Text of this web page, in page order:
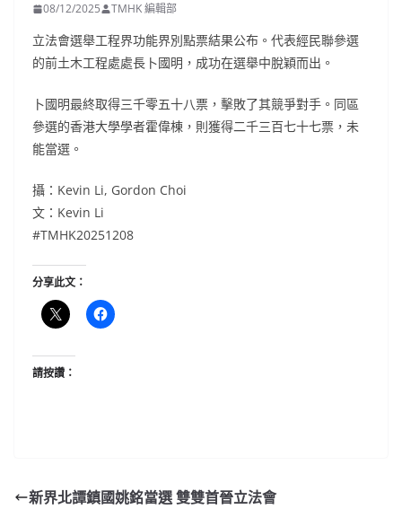
08/12/2025 TMHK 編輯部
立法會選舉工程界功能界別點票結果公布。代表經民聯參選
的前土木工程處處長卜國明，成功在選舉中脫穎而出。
卜國明最終取得三千零五十八票，擊敗了其競爭對手。同區
參選的香港大學學者霍偉棟，則獲得二千三百七十七票，未
能當選。
攝：Kevin Li, Gordon Choi
文：Kevin Li
#TMHK20251208
分享此文：
請按讚：
新界北譚鎮國姚銘當選 雙雙首晉立法會